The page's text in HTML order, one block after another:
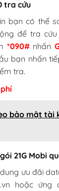
tra cứu
bạn có thể
để tra
*090# nhấn
bạn nhấn
tra.
bảo mật tài
21G Mobi
ưu đãi
hoặc